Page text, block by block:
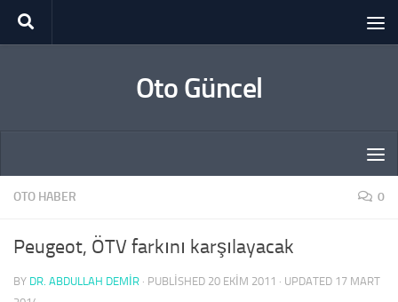
Skip to content
Oto Güncel
OTO HABER 0
Peugeot, ÖTV farkını karşılayacak
BY DR. ABDULLAH DEMİR · PUBLISHED 20 EKIM 2011 · UPDATED 17 MART